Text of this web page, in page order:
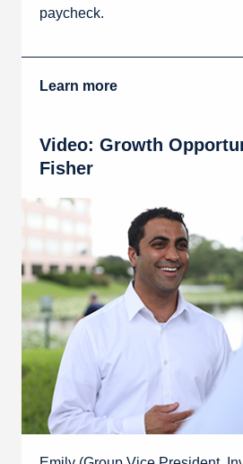
paycheck.
Learn more
Video: Growth
Fisher